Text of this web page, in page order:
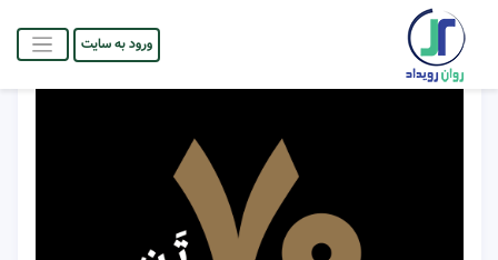
ورود به سایت